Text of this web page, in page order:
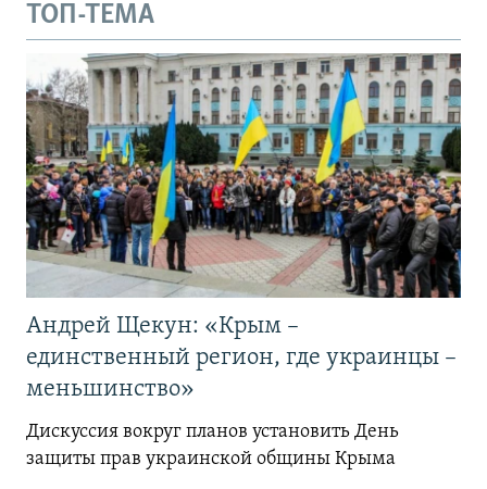
ТОП-ТЕМА
Андрей Щекун: «Крым –
единственный регион, где украинцы –
меньшинство»
Дискуссия вокруг планов установить День
защиты прав украинской общины Крыма